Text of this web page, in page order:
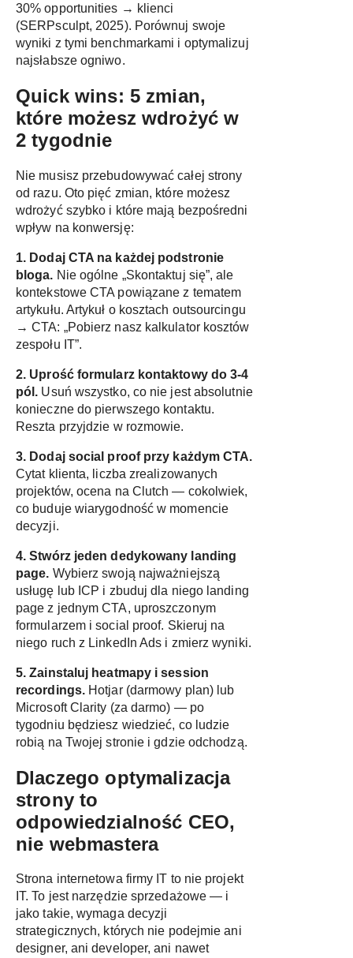
30% opportunities → klienci
(SERPsculpt, 2025). Porównuj swoje
wyniki z tymi benchmarkami i optymalizuj
najsłabsze ogniwo.
Quick wins: 5 zmian,
które możesz wdrożyć w
2 tygodnie
Nie musisz przebudowywać całej strony
od razu. Oto pięć zmian, które możesz
wdrożyć szybko i które mają bezpośredni
wpływ na konwersję:
1. Dodaj CTA na każdej podstronie
bloga. Nie ogólne „Skontaktuj się”, ale
kontekstowe CTA powiązane z tematem
artykułu. Artykuł o kosztach outsourcingu
→ CTA: „Pobierz nasz kalkulator kosztów
zespołu IT”.
2. Uprość formularz kontaktowy do 3-4
pól. Usuń wszystko, co nie jest absolutnie
konieczne do pierwszego kontaktu.
Reszta przyjdzie w rozmowie.
3. Dodaj social proof przy każdym CTA.
Cytat klienta, liczba zrealizowanych
projektów, ocena na Clutch — cokolwiek,
co buduje wiarygodność w momencie
decyzji.
4. Stwórz jeden dedykowany landing
page. Wybierz swoją najważniejszą
usługę lub ICP i zbuduj dla niego landing
page z jednym CTA, uproszczonym
formularzem i social proof. Skieruj na
niego ruch z LinkedIn Ads i zmierz wyniki.
5. Zainstaluj heatmapy i session
recordings. Hotjar (darmowy plan) lub
Microsoft Clarity (za darmo) — po
tygodniu będziesz wiedzieć, co ludzie
robią na Twojej stronie i gdzie odchodzą.
Dlaczego optymalizacja
strony to
odpowiedzialność CEO,
nie webmastera
Strona internetowa firmy IT to nie projekt
IT. To jest narzędzie sprzedażowe — i
jako takie, wymaga decyzji
strategicznych, których nie podejmie ani
designer, ani developer, ani nawet